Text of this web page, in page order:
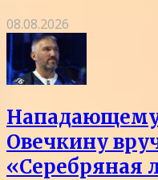
08.08.2026
Овечкину
«Серебряная